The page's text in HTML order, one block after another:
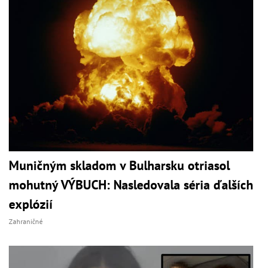
Muničným skladom v Bulharsku otriasol
mohutný VÝBUCH: Nasledovala séria ďalších
explózií
Zahraničné